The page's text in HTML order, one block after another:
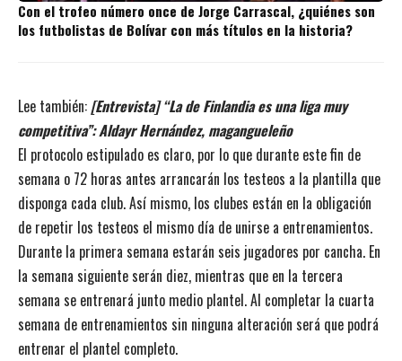
Con el trofeo número once de Jorge Carrascal, ¿quiénes son
los futbolistas de Bolívar con más títulos en la historia?
Lee también: [Entrevista] “La de Finlandia es una liga muy
competitiva”: Aldayr Hernández, magangueleño
El protocolo estipulado es claro, por lo que durante este fin de
semana o 72 horas antes arrancarán los testeos a la plantilla que
disponga cada club. Así mismo, los clubes están en la obligación
de repetir los testeos el mismo día de unirse a entrenamientos.
Durante la primera semana estarán seis jugadores por cancha. En
la semana siguiente serán diez, mientras que en la tercera
semana se entrenará junto medio plantel. Al completar la cuarta
semana de entrenamientos sin ninguna alteración será que podrá
entrenar el plantel completo.